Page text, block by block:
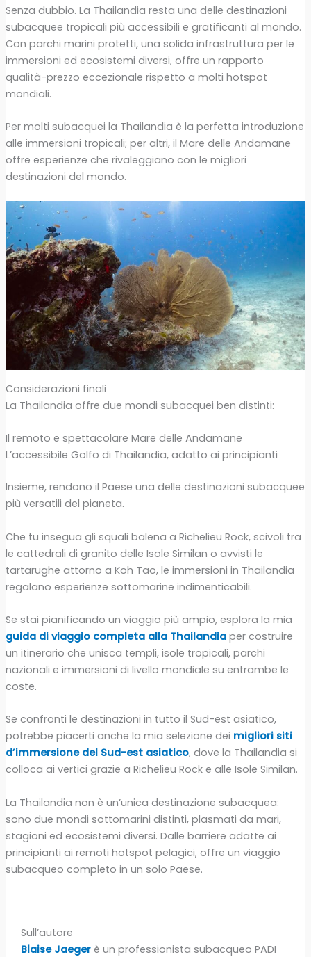
Senza dubbio. La Thailandia resta una delle destinazioni
subacquee tropicali più accessibili e gratificanti al mondo.
Con parchi marini protetti, una solida infrastruttura per le
immersioni ed ecosistemi diversi, offre un rapporto
qualità-prezzo eccezionale rispetto a molti hotspot
mondiali.
Per molti subacquei la Thailandia è la perfetta introduzione
alle immersioni tropicali; per altri, il Mare delle Andamane
offre esperienze che rivaleggiano con le migliori
destinazioni del mondo.
Considerazioni finali
La Thailandia offre due mondi subacquei ben distinti:
Il remoto e spettacolare Mare delle Andamane
L’accessibile Golfo di Thailandia, adatto ai principianti
Insieme, rendono il Paese una delle destinazioni subacquee
più versatili del pianeta.
Che tu insegua gli squali balena a Richelieu Rock, scivoli tra
le cattedrali di granito delle Isole Similan o avvisti le
tartarughe attorno a Koh Tao, le immersioni in Thailandia
regalano esperienze sottomarine indimenticabili.
Se stai pianificando un viaggio più ampio, esplora la mia
guida di viaggio completa alla Thailandiaper costruire
un itinerario che unisca templi, isole tropicali, parchi
nazionali e immersioni di livello mondiale su entrambe le
coste.
Se confronti le destinazioni in tutto il Sud-est asiatico,
potrebbe piacerti anche la mia selezione dei migliori siti
d’immersione del Sud-est asiatico, dove la Thailandia si
colloca ai vertici grazie a Richelieu Rock e alle Isole Similan.
La Thailandia non è un’unica destinazione subacquea:
sono due mondi sottomarini distinti, plasmati da mari,
stagioni ed ecosistemi diversi. Dalle barriere adatte ai
principianti ai remoti hotspot pelagici, offre un viaggio
subacqueo completo in un solo Paese.
Sull’autore
Blaise Jaegerè un professionista subacqueo PADI